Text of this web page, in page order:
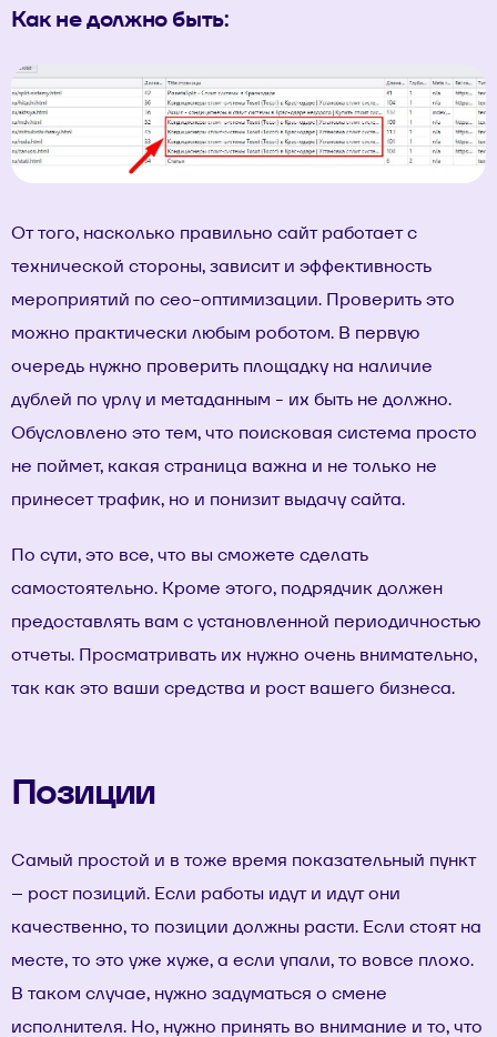
Как не должно быть:
От того, насколько правильно сайт работает с
технической стороны, зависит и эффективность
мероприятий по сео-оптимизации. Проверить это
можно практически любым роботом. В первую
очередь нужно проверить площадку на наличие
дублей по урлу и метаданным - их быть не должно.
Обусловлено это тем, что поисковая система просто
не поймет, какая страница важна и не только не
принесет трафик, но и понизит выдачу сайта.
По сути, это все, что вы сможете сделать
самостоятельно. Кроме этого, подрядчик должен
предоставлять вам с установленной периодичностью
отчеты. Просматривать их нужно очень внимательно,
так как это ваши средства и рост вашего бизнеса.
Позиции
Самый простой и в тоже время показательный пункт
– рост позиций. Если работы идут и идут они
качественно, то позиции должны расти. Если стоят на
месте, то это уже хуже, а если упали, то вовсе плохо.
В таком случае, нужно задуматься о смене
исполнителя. Но, нужно принять во внимание и то, что